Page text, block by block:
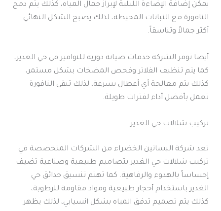
يمكن إضافة الإضاءة الليلية لإبراز جمال المياه، كذلك يتم دمج
النافورة مع النباتات المحيطة، لذلك يصبح الشكل النهائي
أكثر جمالاً وتناسقاً.
أيضا توفر الشركة خدمات صيانة دورية للنوافير في حي الغدير،
كما يتم تنظيف الفلاتر وفحص المضخات بشكل مستمر،
كذلك يتم معالجة أي أعطال بسرعة، لذلك تبقى النافورة
تعمل بأفضل أداء لفترات طويلة.
تركيب شلالات حي الغدير
تعد شركة البساتين الخضراء من الشركات المتخصصة في
تركيب شلالات حي الغدير بتصاميم طبيعية وصناعية تضيف
إحساساً بالهدوء والرفاهية. كما تهتم تنسيق حدائق حي
الغدير باستخدام أحجار طبيعية ومواد مقاومة للرطوبة،
كذلك يتم تصميم تدفق المياه بشكل انسيابي، لذلك يظهر